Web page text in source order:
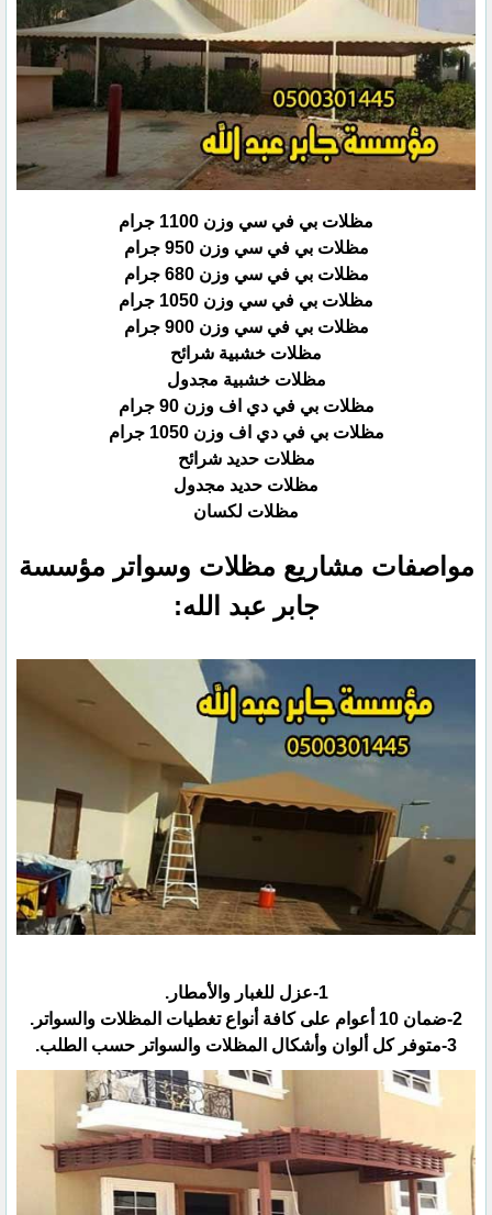
مظلات بي في سي وزن 1100 جرام
مظلات بي في سي وزن 950 جرام
مظلات بي في سي وزن 680 جرام
مظلات بي في سي وزن 1050 جرام
مظلات بي في سي وزن 900 جرام
مظلات خشبية شرائح
مظلات خشبية مجدول
مظلات بي في دي اف وزن 90 جرام
مظلات بي في دي اف وزن 1050 جرام
مظلات حديد شرائح
مظلات حديد مجدول
مظلات لكسان
مواصفات مشاريع مظلات وسواتر مؤسسة
جابر عبد الله:
‏1-عزل للغبار والأمطار.‏